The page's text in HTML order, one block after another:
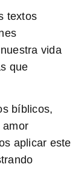
textos
vida
que
bíblicos,
amor
aplicar este